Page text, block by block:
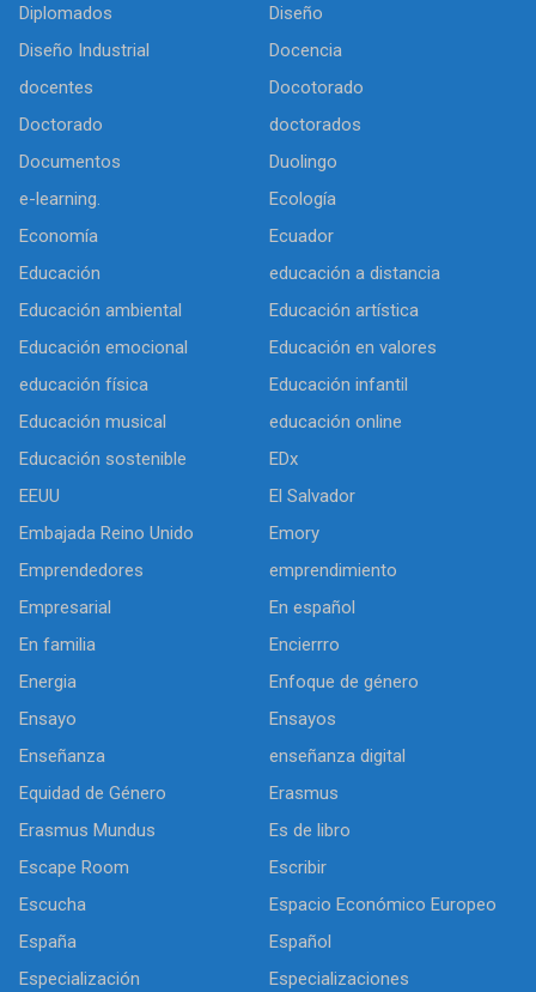
Diplomados
Diseño
Diseño Industrial
Docencia
docentes
Docotorado
Doctorado
doctorados
Documentos
Duolingo
e-learning.
Ecología
Economía
Ecuador
Educación
educación a distancia
Educación ambiental
Educación artística
Educación emocional
Educación en valores
educación física
Educación infantil
Educación musical
educación online
Educación sostenible
EDx
EEUU
El Salvador
Embajada Reino Unido
Emory
Emprendedores
emprendimiento
Empresarial
En español
En familia
Encierrro
Energia
Enfoque de género
Ensayo
Ensayos
Enseñanza
enseñanza digital
Equidad de Género
Erasmus
Erasmus Mundus
Es de libro
Escape Room
Escribir
Escucha
Espacio Económico Europeo
España
Español
Especialización
Especializaciones